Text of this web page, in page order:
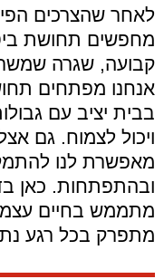
לאחר שהצרכים
מחפשים תחושת
קבועה, שגרה
אנחנו מפתחים
בבית יציב עם
ויכול לצמוח. גם
מאפשרת לנו
ובהתפתחות. כאן
מתממש בחיים
מתפרק בכל רגע